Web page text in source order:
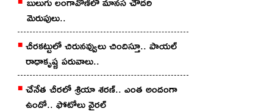
బులుగు లంగావోణీలో మానస చౌదరి
మెరుపులు..
చీరకట్టులో చిరునవ్వులు చిందిస్తూ.. పాయల్
రాధాకృష్ణ పరువాలు..
చేనేత చీర‌లో శ్రియా శ‌ర‌ణ్‌.. ఎంత అందంగా
ఉందో.. ఫోటోలు వైర‌ల్